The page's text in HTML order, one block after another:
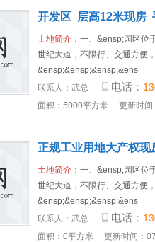
开发区 层高12米现房
土地简介： 一、&ensp;园区位
世纪大道，不限行、交通方便
&ensp;&ensp;&ensp;&ens
联系人： 武总 电话：
面积：5000平方米 更新时
正规工业用地大产权现
土地简介： 一、&ensp;园区位
世纪大道，不限行、交通方便
&ensp;&ensp;&ensp;&ens
联系人： 武总 电话：
面积：0平方米 更新时间：